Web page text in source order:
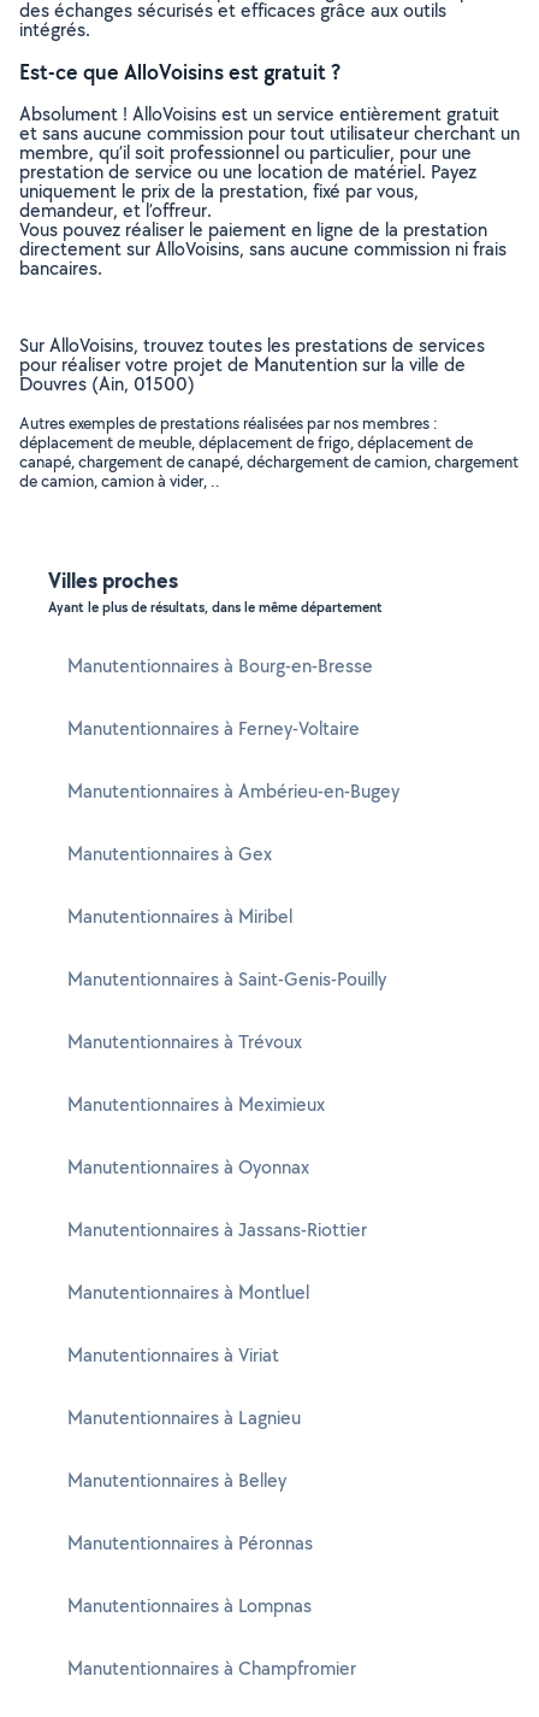
des échanges sécurisés et efficaces grâce aux outils
intégrés.
Est-ce que AlloVoisins est gratuit ?
Absolument ! AlloVoisins est un service entièrement gratuit
et sans aucune commission pour tout utilisateur cherchant un
membre, qu’il soit professionnel ou particulier, pour une
prestation de service ou une location de matériel. Payez
uniquement le prix de la prestation, fixé par vous,
demandeur, et l’offreur.
Vous pouvez réaliser le paiement en ligne de la prestation
directement sur AlloVoisins, sans aucune commission ni frais
bancaires.
Sur AlloVoisins, trouvez toutes les prestations de services
pour réaliser votre projet de Manutention sur la ville de
Douvres (Ain, 01500)
Autres exemples de prestations réalisées par nos membres :
déplacement de meuble, déplacement de frigo, déplacement de
canapé, chargement de canapé, déchargement de camion, chargement
de camion, camion à vider, ..
Villes proches
Ayant le plus de résultats, dans le même département
Manutentionnaires à Bourg-en-Bresse
Manutentionnaires à Ferney-Voltaire
Manutentionnaires à Ambérieu-en-Bugey
Manutentionnaires à Gex
Manutentionnaires à Miribel
Manutentionnaires à Saint-Genis-Pouilly
Manutentionnaires à Trévoux
Manutentionnaires à Meximieux
Manutentionnaires à Oyonnax
Manutentionnaires à Jassans-Riottier
Manutentionnaires à Montluel
Manutentionnaires à Viriat
Manutentionnaires à Lagnieu
Manutentionnaires à Belley
Manutentionnaires à Péronnas
Manutentionnaires à Lompnas
Manutentionnaires à Champfromier